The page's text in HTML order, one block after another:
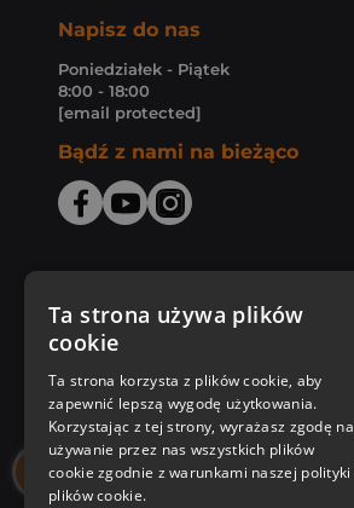
Napisz do nas
Poniedziałek - Piątek
8:00 - 18:00
[email protected]
Bądź z nami na bieżąco
Zakupy u nas
Nasza oferta
Nasi autorzy
Ta strona używa plików
cookie
Ta strona korzysta z plików cookie, aby
zapewnić lepszą wygodę użytkowania.
Korzystając z tej strony, wyrażasz zgodę na
używanie przez nas wszystkich plików
cookie zgodnie z warunkami naszej polityki
plików cookie.